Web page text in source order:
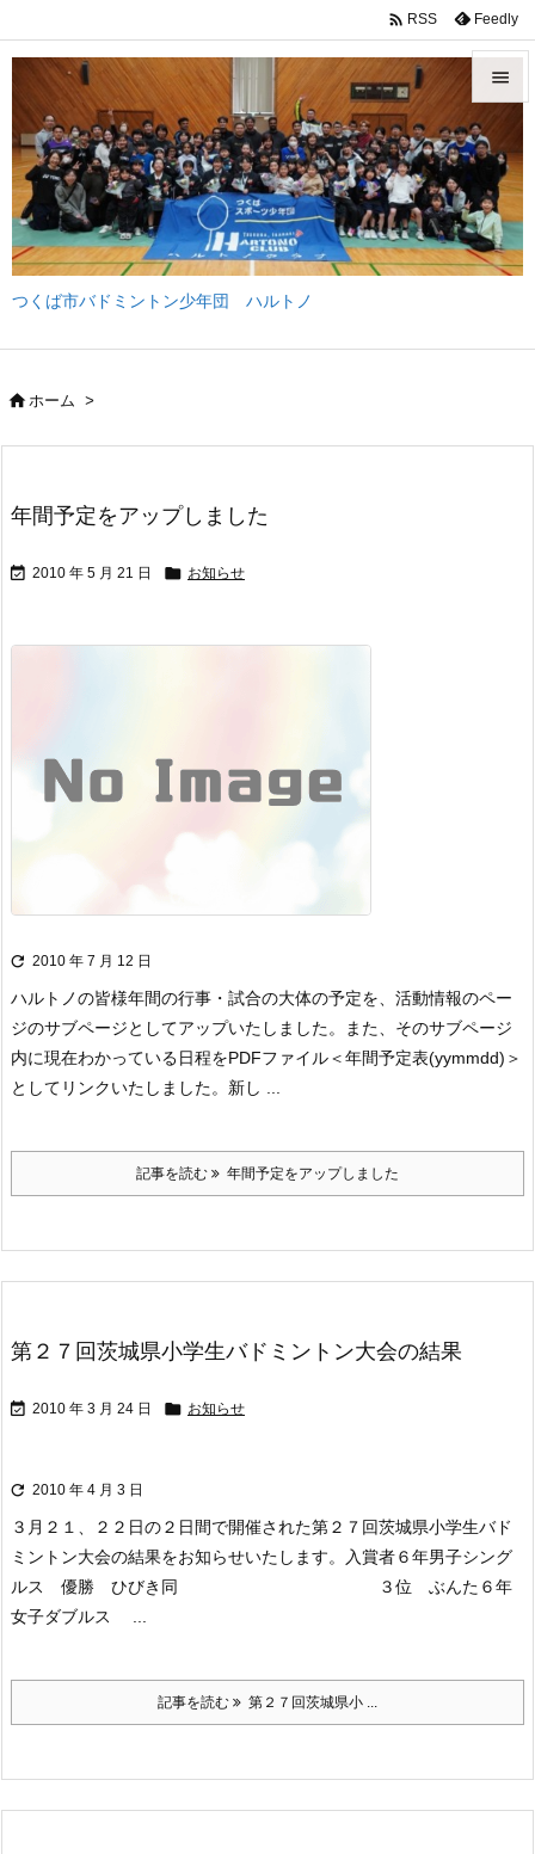
つくば市バドミントン少年団 ハルトノ


メニュ

サイド

前へ
 RSS Feedly
ホーム >
年間予定をアップしました
 2010 年 5 月 21 日  お知らせ
 2010 年 7 月 12 日
ハルトノの皆様年間の行事・試合の大体の予定を、活動情報のペー
ジのサブページとしてアップいたしました。また、そのサブページ
内に現在わかっている日程をPDFファイル＜年間予定表(yymmdd)＞
としてリンクいたしました。新し ...
記事を読む 年間予定をアップしました
第２７回茨城県小学生バドミントン大会の結果
 2010 年 3 月 24 日  お知らせ
 2010 年 4 月 3 日
３月２１、２２日の２日間で開催された第２７回茨城県小学生バド
ミントン大会の結果をお知らせいたします。
入賞者６年男子シング
ルス 優勝 ひびき 同 ３位 ぶんた ６年
女子ダブルス ...
記事を読む 第２７回茨城県小 ...